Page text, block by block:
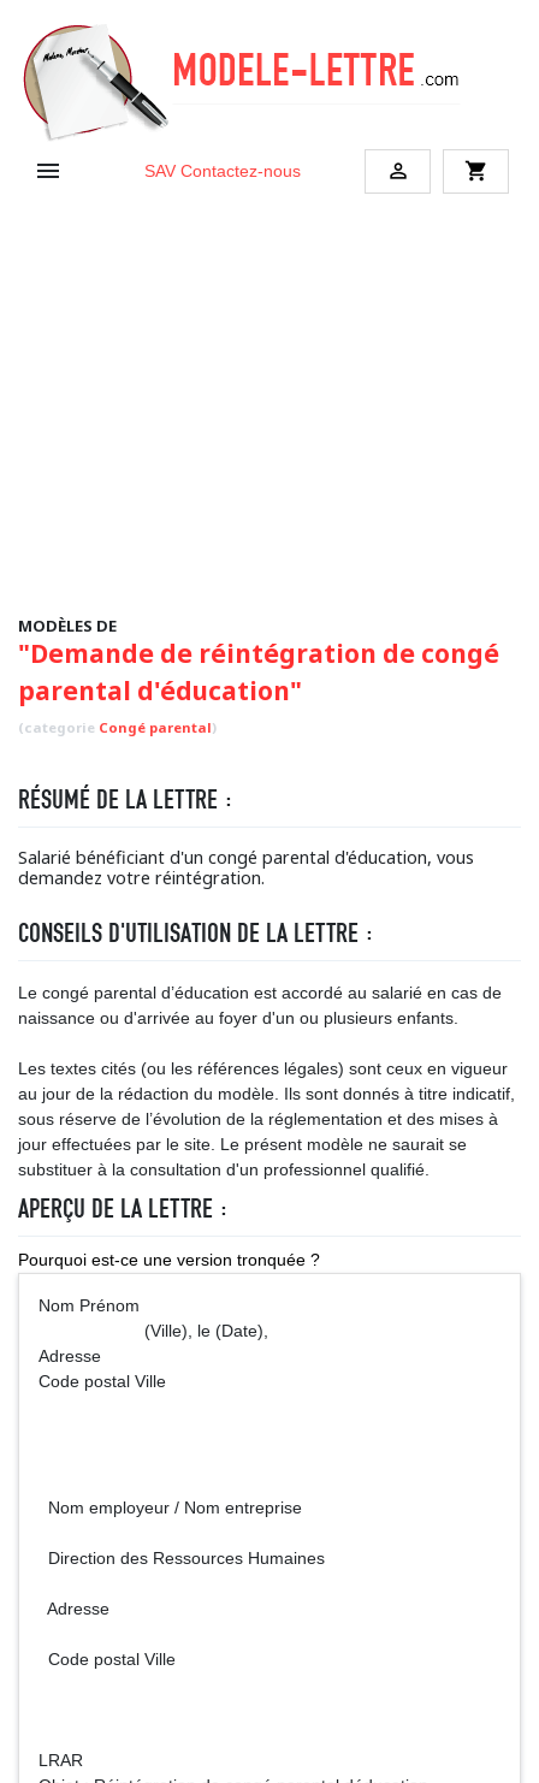
 SAV Contactez-nous  shopping_cart
MODÈLES DE
"Demande de réintégration de congé
parental d'éducation"
(categorie Congé parental)
RÉSUMÉ DE LA LETTRE :
Salarié bénéficiant d'un congé parental d'éducation, vous
demandez votre réintégration.
CONSEILS D'UTILISATION DE LA LETTRE :
Le congé parental d’éducation est accordé au salarié en cas de
naissance ou d'arrivée au foyer d'un ou plusieurs enfants.
Les textes cités (ou les références légales) sont ceux en vigueur
au jour de la rédaction du modèle. Ils sont donnés à titre indicatif,
sous réserve de l’évolution de la réglementation et des mises à
jour effectuées par le site. Le présent modèle ne saurait se
substituer à la consultation d'un professionnel qualifié.
APERÇU DE LA LETTRE :
Pourquoi est-ce une version tronquée ?
Nom Prénom
(Ville), le (Date),
Adresse
Code postal Ville
Nom employeur / Nom entreprise
Direction des Ressources Humaines
Adresse
Code postal Ville
LRAR